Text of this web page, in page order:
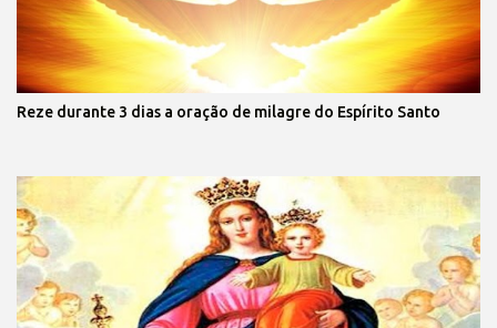
Reze durante 3 dias a oração de milagre do Espírito Santo